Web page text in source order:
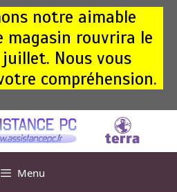
notre aimable
magasin rouvrira le
juillet. Nous vous
compréhension.
Menu